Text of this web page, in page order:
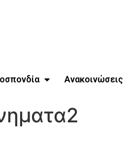
Ανακοινώσεις